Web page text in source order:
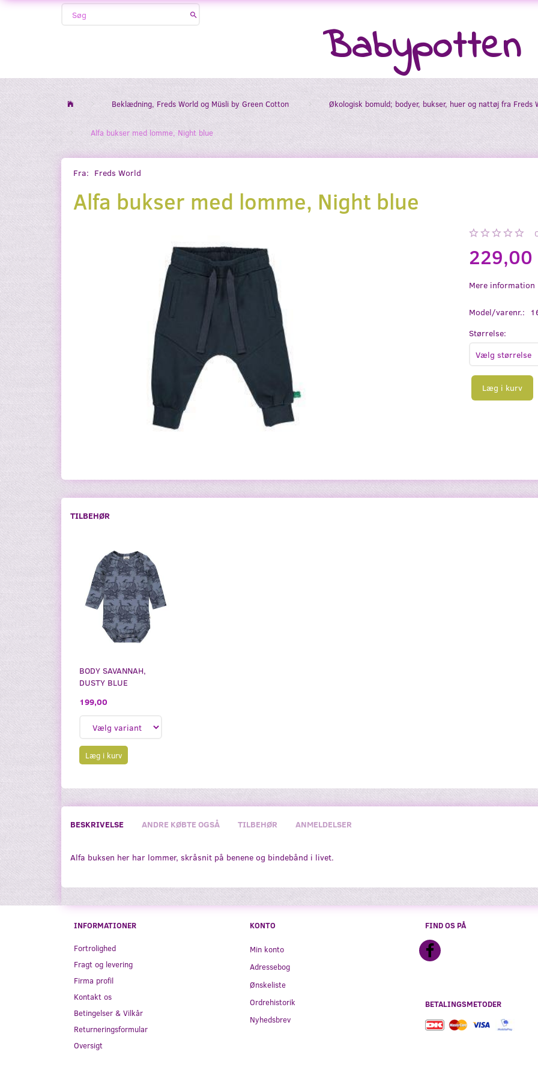
Babypotten
Beklædning, Freds World og Müsli by Green Cotton Økologisk bomuld; bodyer, bukser, huer og nattøj fra Freds
Alfa bukser med lomme, Night blue
Fra: Freds World
Alfa bukser med lomme, Night blue
229,00
Mere information
Model/varenr.:
Størrelse:
Læg i kurv
TILBEHØR
BODY SAVANNAH,
DUSTY BLUE
199,00
Læg i kurv
BESKRIVELSE ANDRE KØBTE OGSÅ TILBEHØR ANMELDELSER
Alfa buksen her har lommer, skråsnit på benene og bindebånd i livet.
INFORMATIONER
Fortrolighed
Fragt og levering
Firma profil
Kontakt os
Betingelser & Vilkår
Returneringsformular
Oversigt
KONTO
Min konto
Adressebog
Ønskeliste
Ordrehistorik
Nyhedsbrev
FIND OS PÅ
BETALINGSMETODER